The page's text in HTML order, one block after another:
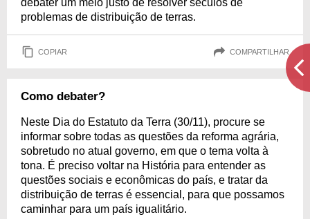
debater um meio justo de resolver séculos de
problemas de distribuição de terras.
COPIAR COMPARTILHAR
Como debater?
Neste Dia do Estatuto da Terra (30/11), procure se
informar sobre todas as questões da reforma agrária,
sobretudo no atual governo, em que o tema volta à
tona. É preciso voltar na História para entender as
questões sociais e econômicas do país, e tratar da
distribuição de terras é essencial, para que possamos
caminhar para um país igualitário.